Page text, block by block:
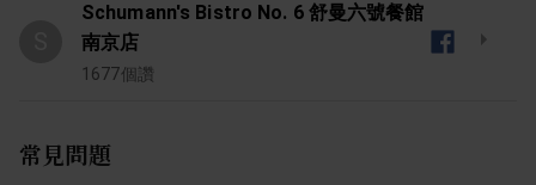
Schumann's Bistro No. 6 舒曼六號餐館
南京店
1677個讚
常見問題